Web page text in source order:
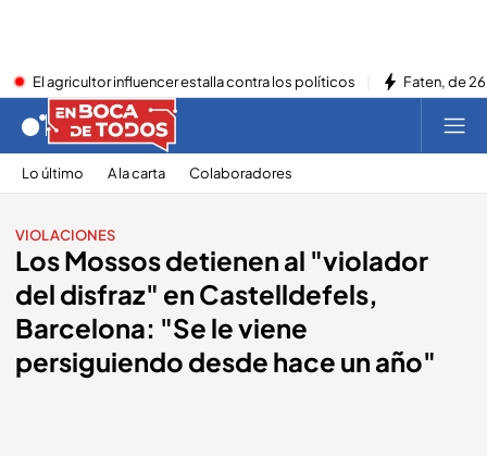
El agricultor influencer estalla contra los políticos Faten, de
Lo último A la carta Colaboradores
VIOLACIONES
Los Mossos detienen al "violador
del disfraz" en Castelldefels,
Barcelona: "Se le viene
persiguiendo desde hace un año"